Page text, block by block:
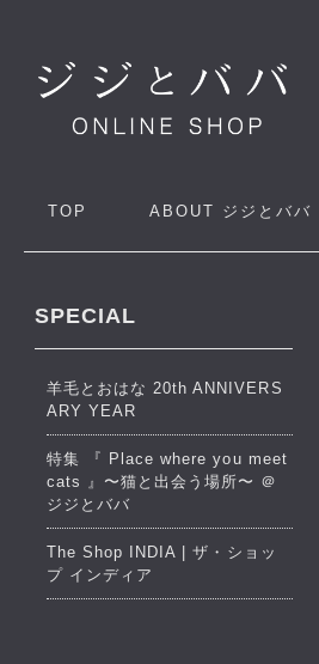
TOP ABOUT ジジとババ
SPECIAL
羊毛とおはな 20th ANNIVERS
ARY YEAR
特集 『 Place where you meet
cats 』〜猫と出会う場所〜 ＠
ジジとババ
The Shop INDIA | ザ・ショッ
プ インディア